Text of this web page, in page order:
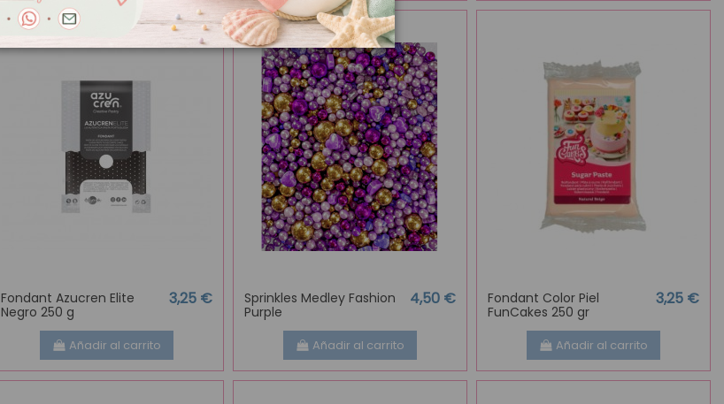
Fondant Azucren Elite
Negro 250 g
3,25 €
Añadir al carrito
Sprinkles Medley Fashion
Purple
4,50 €
Añadir al carrito
Fondant Color Piel
FunCakes 250 gr
3,25 €
Añadir al carrito